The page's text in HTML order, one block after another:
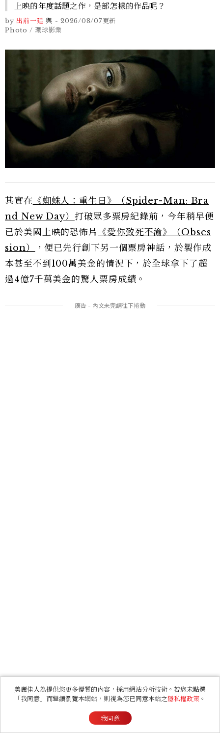
上映的年度話題之作，是部怎樣的作品呢？
by 出前一廷 與 - 2026/08/07更新
Photo / 環球影業
其實在 《蜘蛛人：重生日》（Spider-Man: Bra
nd New Day） 打破眾多票房紀錄前，今年稍早便
已於美國上映的恐怖片 《愛你致死不渝》（Obses
sion）
，便已先行創下另一個票房神話，於製作成
本甚至不到100萬美金的情況下，於全球拿下了超
過4億7千萬美金的驚人票房成績。
美麗佳人為提供您更多優質的內容，採用網站分析技術。若您未點選
「我同意」而繼續瀏覽本網站，則視為您已同意本站之隱私權政策 。
我同意